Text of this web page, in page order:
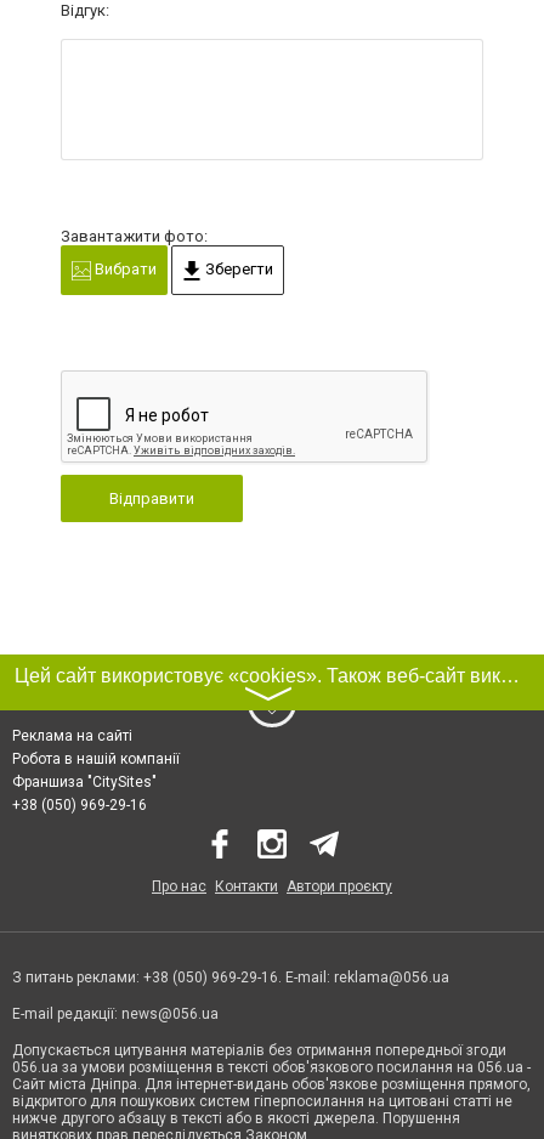
Відгук:
Завантажити фото:
Вибрати
Зберегти
Відправити
Цей сайт використовує «cookies». Також веб-сайт використовує інтернет-сервіс для збору технічних даних стосовно відвідувачів з метою отримання маркетингової та статистичної інформації. Умови обробки даних відвідувачів сайту див.
〉
Реклама на сайті
Робота в нашій компанії
Франшиза "CitySites"
+38 (050) 969-29-16
Про нас Контакти Автори проєкту
З питань реклами: +38 (050) 969-29-16. E-mail: reklama@056.ua
E-mail редакції: news@056.ua
Допускається цитування матеріалів без отримання попередньої згоди
056.ua за умови розміщення в тексті обов'язкового посилання на 056.ua -
Сайт міста Дніпра. Для інтернет-видань обов'язкове розміщення прямого,
відкритого для пошукових систем гіперпосилання на цитовані статті не
нижче другого абзацу в тексті або в якості джерела. Порушення
виняткових прав переслідується Законом.